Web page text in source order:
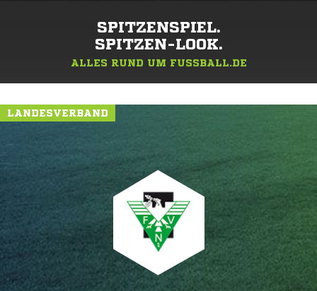
SPITZENSPIEL.
SPITZEN-LOOK.
ALLES RUND UM FUSSBALL.DE
LANDESVERBAND